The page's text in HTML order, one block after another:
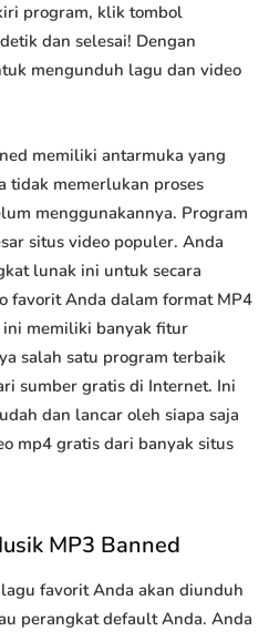
program, klik tombol
dan selesai! Dengan
mengunduh lagu dan video
memiliki antarmuka yang
tidak memerlukan proses
menggunakannya. Program
situs video populer. Anda
lunak ini untuk secara
favorit Anda dalam format MP4
memiliki banyak fitur
salah satu program terbaik
sumber gratis di Internet. Ini
dan lancar oleh siapa saja
mp4 gratis dari banyak situs
MP3 Banned
favorit Anda akan diunduh
perangkat default Anda. Anda